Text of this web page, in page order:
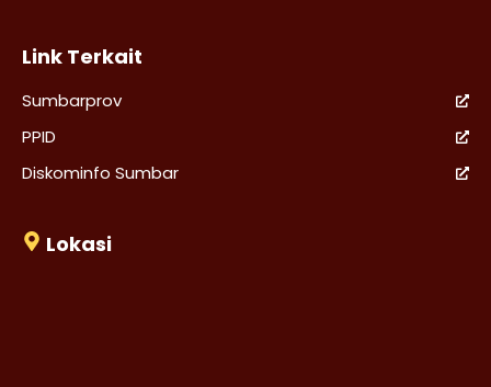
Link Terkait
Sumbarprov
PPID
Diskominfo Sumbar
Lokasi